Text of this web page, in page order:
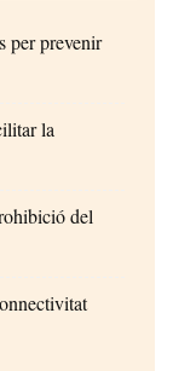
per prevenir
la
del